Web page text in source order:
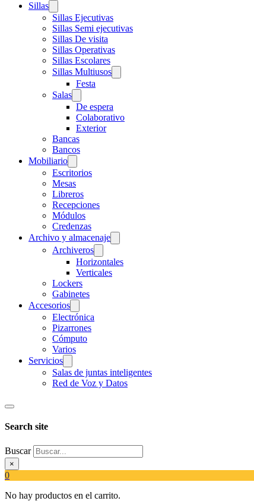
Sillas
Sillas Ejecutivas
Sillas Semi ejecutivas
Sillas De visita
Sillas Operativas
Sillas Escolares
Sillas Multiusos
Festa
Salas
De espera
Colaborativo
Exterior
Bancas
Bancos
Mobiliario
Escritorios
Mesas
Libreros
Recepciones
Módulos
Credenzas
Archivo y almacenaje
Archiveros
Horizontales
Verticales
Lockers
Gabinetes
Accesorios
Electrónica
Pizarrones
Cómputo
Varios
Servicios
Salas de juntas inteligentes
Red de Voz y Datos
Search site
Buscar
×
0
No hay productos en el carrito.